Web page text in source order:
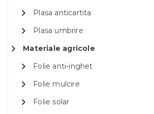
Plasa anticartita
Plasa umbrire
Materiale agricole
Folie anti-inghet
Folie mulcire
Folie solar